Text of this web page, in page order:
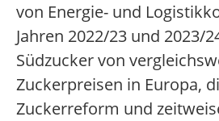
von Energie- und
Jahren 2022/23 und 2023/
Südzucker von
Zuckerpreisen in Europa,
Zuckerreform und